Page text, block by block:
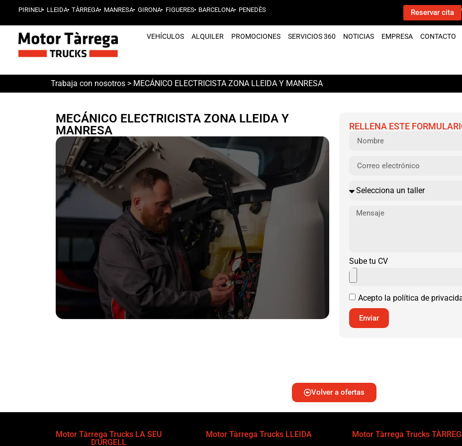
PIRINEU LLEIDA TÀRREGA MANRESA GIRONA FIGUERES BARCELONA PENEDÈS Reservar cita
VEHÍCULOS ALQUILER PROMOCIONES SERVICIOS 360 NOTICIAS EMPRESA CONTACTO
Trabaja con nosotros > MECÁNICO ELECTRICISTA ZONA LLEIDA Y MANRESA
MECÁNICO ELECTRICISTA ZONA LLEIDA Y
MANRESA
RELLENA ESTE
Sube tu CV
Acepto la política de
Enviar
Volver a ofertas
Motor Tàrrega Trucks LA SEU
D’URGELL
Motor Tàrrega Trucks LLEIDA Motor Tàrrega Trucks